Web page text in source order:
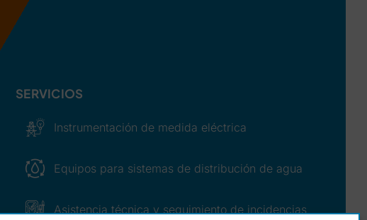
SERVICIOS
Instrumentación de medida eléctrica
Equipos para sistemas de distribución de agua
Asistencia técnica y seguimiento de incidencias